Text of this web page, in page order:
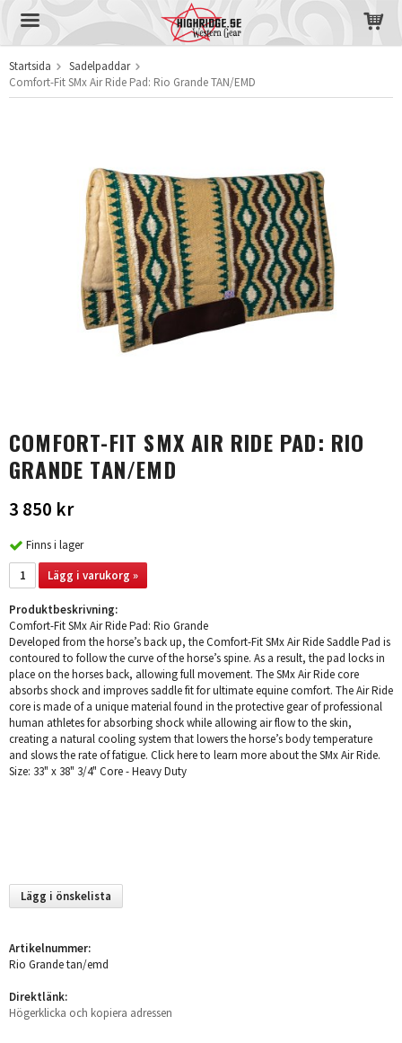
Produkten har blivit tillagd i varukorgen
Startsida
Sadelpaddar
Comfort-Fit SMx Air Ride Pad: Rio Grande TAN/EMD
COMFORT-FIT SMX AIR RIDE PAD: RIO
GRANDE TAN/EMD
3 850 kr
Finns i lager
Lägg i varukorg »
Produktbeskrivning:
Comfort-Fit SMx Air Ride Pad: Rio Grande
Developed from the horse’s back up, the Comfort-Fit SMx Air Ride Saddle Pad is
contoured to follow the curve of the horse’s spine. As a result, the pad locks in
place on the horses back, allowing full movement. The SMx Air Ride core
absorbs shock and improves saddle fit for ultimate equine comfort. The Air Ride
core is made of a unique material found in the protective gear of professional
human athletes for absorbing shock while allowing air flow to the skin,
creating a natural cooling system that lowers the horse’s body temperature
and slows the rate of fatigue. Click here to learn more about the SMx Air Ride.
Size: 33" x 38" 3/4" Core - Heavy Duty
Lägg i önskelista
Artikelnummer:
Rio Grande tan/emd
Direktlänk:
Högerklicka och kopiera adressen